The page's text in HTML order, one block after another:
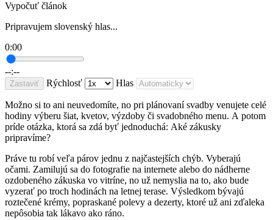
Vypočuť článok
Pripravujem slovenský hlas...
0:00
--:--
Zastaviť Rýchlosť Hlas
Možno si to ani neuvedomíte, no pri plánovaní svadby venujete celé
hodiny výberu šiat, kvetov, výzdoby či svadobného menu. A potom
príde otázka, ktorá sa zdá byť jednoduchá: Aké zákusky
pripravíme?
Práve tu robí veľa párov jednu z najčastejších chýb. Vyberajú
očami. Zamilujú sa do fotografie na internete alebo do nádherne
ozdobeného zákuska vo vitríne, no už nemyslia na to, ako bude
vyzerať po troch hodinách na letnej terase. Výsledkom bývajú
roztečené krémy, popraskané polevy a dezerty, ktoré už ani zďaleka
nepôsobia tak lákavo ako ráno.